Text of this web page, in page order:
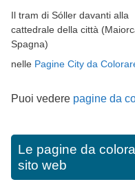
Il tram di Sóller davanti alla
cattedrale della città
Spagna)
nelle Pagine City da
Puoi vedere pagine da
Le pagine da
sito web